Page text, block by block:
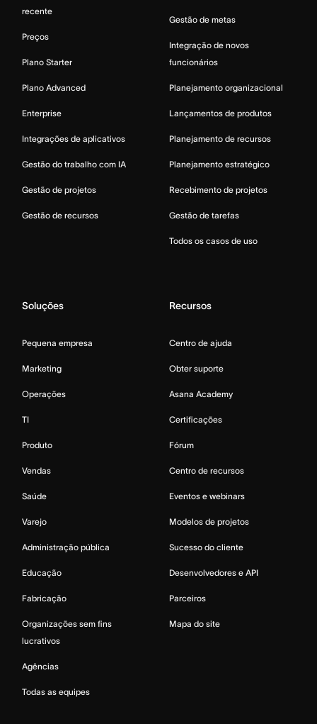
recente
Preços
Plano Starter
Plano Advanced
Enterprise
Integrações de aplicativos
Gestão do trabalho com IA
Gestão de projetos
Gestão de recursos
Gestão de metas
Integração de novos
funcionários
Planejamento organizacional
Lançamentos de produtos
Planejamento de recursos
Planejamento estratégico
Recebimento de projetos
Gestão de tarefas
Todos os casos de uso
Soluções
Pequena empresa
Marketing
Operações
TI
Produto
Vendas
Saúde
Varejo
Administração pública
Educação
Fabricação
Organizações sem fins
lucrativos
Agências
Todas as equipes
Recursos
Centro de ajuda
Obter suporte
Asana Academy
Certificações
Fórum
Centro de recursos
Eventos e webinars
Modelos de projetos
Sucesso do cliente
Desenvolvedores e API
Parceiros
Mapa do site